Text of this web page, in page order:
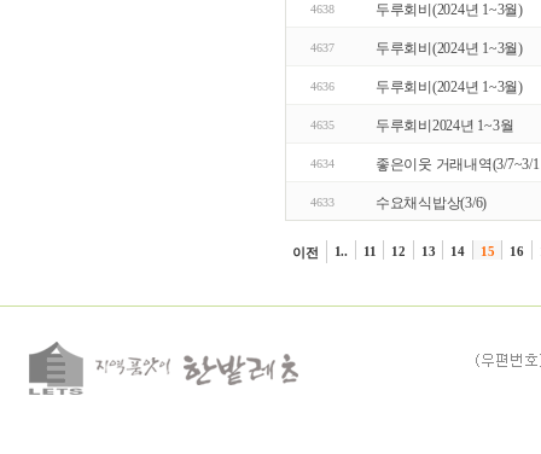
4638 두루회비(2024년 1~3월)
4637 두루회비(2024년 1~3월)
4636 두루회비(2024년 1~3월)
4635 두루회비2024년 1~3월
4634 좋은이웃 거래내역(3/7~3/
4633 수요채식밥상(3/6)
이전 1.. 11 12 13 14 15 16